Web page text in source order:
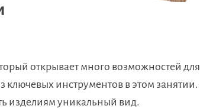
открывает много возможностей для
ключевых инструментов в этом занятии.
изделиям уникальный вид.